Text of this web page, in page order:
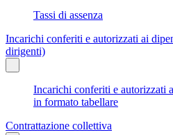
Tassi di assenza
Incarichi conferiti e autorizzati ai
dirigenti)
Incarichi conferiti e autorizzati
in formato tabellare
Contrattazione collettiva